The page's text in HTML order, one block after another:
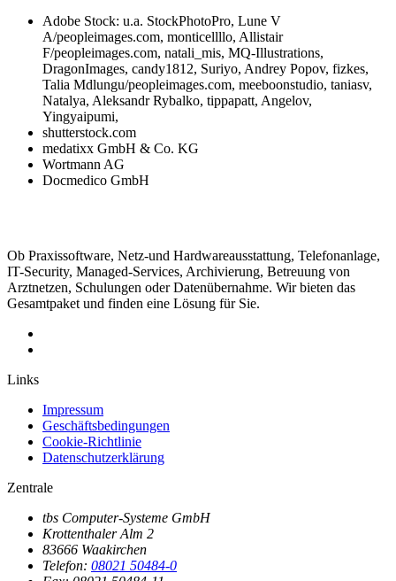
Adobe Stock: u.a. StockPhotoPro, Lune V
A/peopleimages.com, monticellllo, Allistair
F/peopleimages.com, natali_mis, MQ-Illustrations,
DragonImages, candy1812, Suriyo, Andrey Popov, fizkes,
Talia Mdlungu/peopleimages.com, meeboonstudio, taniasv,
Natalya, Aleksandr Rybalko, tippapatt, Angelov,
Yingyaipumi,
shutterstock.com
medatixx GmbH & Co. KG
Wortmann AG
Docmedico GmbH
Ob Praxissoftware, Netz-und Hardwareausstattung, Telefonanlage,
IT-Security, Managed-Services, Archivierung, Betreuung von
Arztnetzen, Schulungen oder Datenübernahme. Wir bieten das
Gesamtpaket und finden eine Lösung für Sie.
Links
Impressum
Geschäftsbedingungen
Cookie-Richtlinie
Datenschutzerklärung
Zentrale
tbs Computer-Systeme GmbH
Krottenthaler Alm 2
83666 Waakirchen
Telefon: 08021 50484-0